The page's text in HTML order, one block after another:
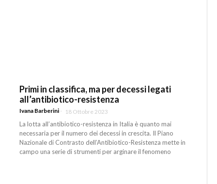
Primi in classifica, ma per decessi legati
all’antibiotico-resistenza
Ivana Barberini - 18 Ottobre 2023
La lotta all’antibiotico-resistenza in Italia è quanto mai
necessaria per il numero dei decessi in crescita. Il Piano
Nazionale di Contrasto dell’Antibiotico-Resistenza mette in
campo una serie di strumenti per arginare il fenomeno